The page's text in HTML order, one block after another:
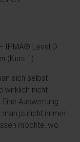
IPMA® Level D
(Kurs 1)
sich selbst
wirklich nicht
Auswertung
ja nicht immer
möchte, wo